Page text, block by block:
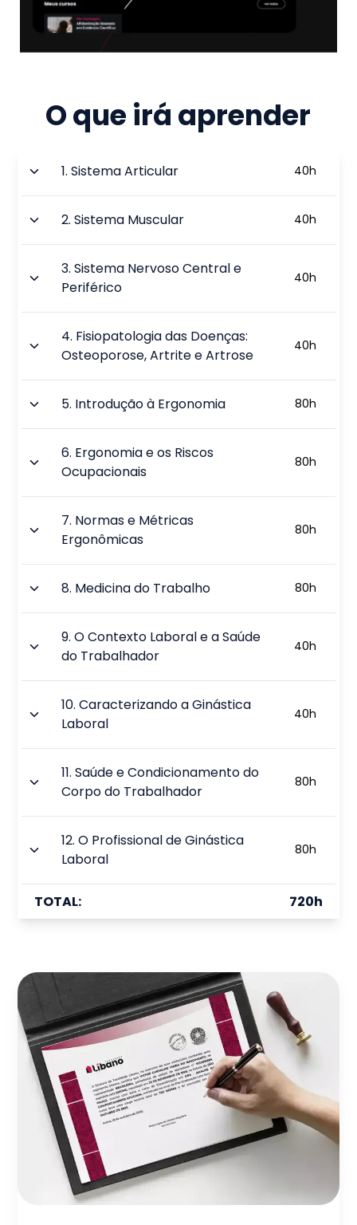
O que irá aprender
1.Sistema Articular 40h
2.Sistema Muscular 40h
3.Sistema Nervoso Central e
Periférico
40h
4. Fisiopatologia das Doenças:
Osteoporose, Artrite e Artrose
40h
5. Introdução à Ergonomia 80h
6. Ergonomia e os Riscos
Ocupacionais
80h
7. Normas e Métricas
Ergonômicas
80h
8. Medicina do Trabalho 80h
9.O Contexto Laboral e a Saúde
do Trabalhador
40h
10.Caracterizando a Ginástica
Laboral
40h
11.Saúde e Condicionamento do
Corpo do Trabalhador
80h
12.O Profissional de Ginástica
Laboral
80h
TOTAL: 720h